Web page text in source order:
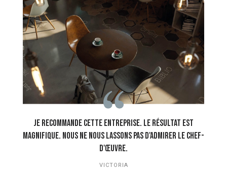
Je Recommande Cette Entreprise. Le Résultat Est
Magnifique. Nous Ne Nous Lassons Pas D'admirer Le Chef-
D'œuvre.
VICTORIA